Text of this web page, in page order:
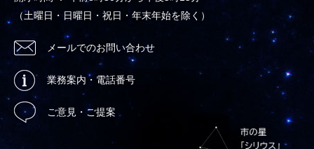
（土曜日・日曜日・祝日・年末年始を除く）
メールでのお問い合わせ
業務案内・電話番号
ご意見・ご提案